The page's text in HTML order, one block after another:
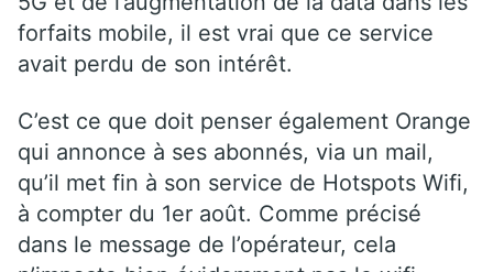
forfaits mobile, il est vrai que ce service
avait perdu de son intérêt.
C’est ce que doit penser également Orange
qui annonce à ses abonnés, via un mail,
qu’il met fin à son service de Hotspots Wifi,
à compter du 1er août. Comme précisé
dans le message de l’opérateur, cela